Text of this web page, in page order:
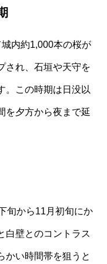
内約1,000本の桜が
され、石垣や天守を
。この時期は日没以
を夕方から夜まで延
旬から11月初旬にか
白壁とのコントラス
かい時間帯を狙うと